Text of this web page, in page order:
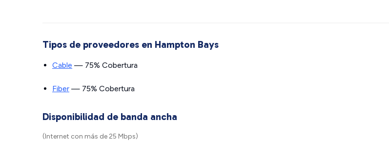
Tipos de proveedores en Hampton Bays
Cable — 75% Cobertura
Fiber — 75% Cobertura
Disponibilidad de banda ancha
(Internet con más de 25 Mbps)